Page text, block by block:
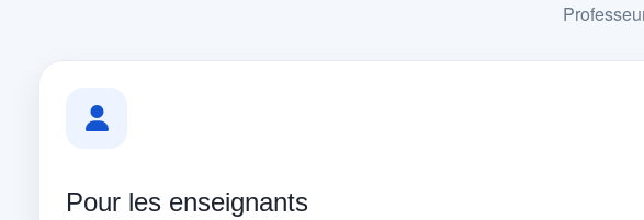
Pour les enseignants